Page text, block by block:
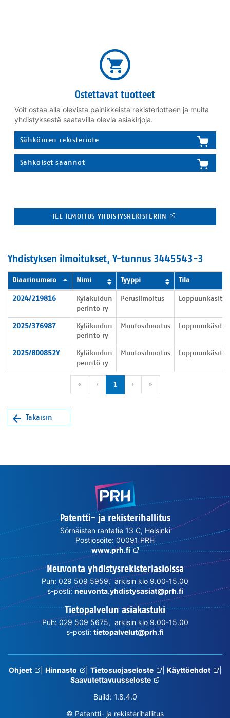
Ostettavat tuotteet
Voit ostaa alla olevista painikkeista rekisteriotteen ja muita
yhdistyksestä saatavilla olevia asiakirjoja.
Sähköinen rekisteriote
Sähköiset säännöt
TEE ILMOITUS YHDISTYSREKISTERIIN
Yhdistyksen ilmoitukset, Y-tunnus 3445543-3
Yhdistyksen ilmoitukset
Diaarinumero Nimi Tyyppi Tila
2024/219816
Kyläkuidun
perintö ry
Perusilmoitus
2025/376987
Kyläkuidun
perintö ry
Muutosilmoitus
2025/800852Y
Kyläkuidun
perintö ry
Muutosilmoitus
«Ensimmäinen sivu
‹Edellinen sivu
1 ›Seuraava sivu
»Viimeinen sivu
Takaisin
Patentti- ja rekisterihallitus
Sörnäisten rantatie 13 C, Helsinki
Postiosoite: 00091 PRH
www.prh.fi
Neuvonta yhdistysrekisteriasioissa
Puh: 029 509 5959, arkisin klo 9.00-15.00
s-posti: neuvonta.yhdistysasiat@prh.fi
Tietopalvelun asiakastuki
Puh: 029 509 5675, arkisin klo 9.00-15.00
s-posti: tietopalvelut@prh.fi
Ohjeet Hinnasto Tietosuojaseloste Käyttöehdot
Saavutettavuusseloste
Build: 1.8.4.0
© Patentti- ja rekisterihallitus